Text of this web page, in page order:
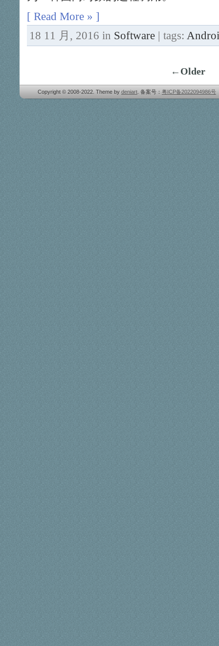
[ Read More » ]
18 11 月, 2016 in Software | tags:
←Older
Copyright © 2008-2022. Theme by deniart . 备案号： 粤ICP备2022094986号